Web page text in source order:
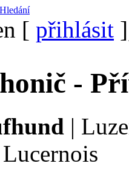
Hledání
[ přihlásit
-
|